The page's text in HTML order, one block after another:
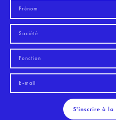
S'inscrire à la